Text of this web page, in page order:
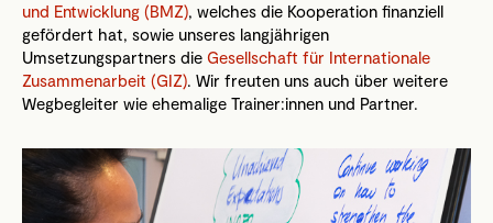
und Entwicklung (BMZ), welches die Kooperation finanziell
gefördert hat, sowie unseres langjährigen
Umsetzungspartners die Gesellschaft für Internationale
Zusammenarbeit (GIZ). Wir freuten uns auch über weitere
Wegbegleiter wie ehemalige Trainer:innen und Partner.